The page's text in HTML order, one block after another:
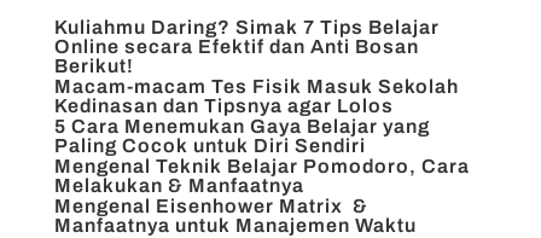
Kuliahmu Daring? Simak 7 Tips Belajar
Online secara Efektif dan Anti Bosan
Berikut!
Macam-macam Tes Fisik Masuk Sekolah
Kedinasan dan Tipsnya agar Lolos
5 Cara Menemukan Gaya Belajar yang
Paling Cocok untuk Diri Sendiri
Mengenal Teknik Belajar Pomodoro, Cara
Melakukan & Manfaatnya
Mengenal Eisenhower Matrix &
Manfaatnya untuk Manajemen Waktu